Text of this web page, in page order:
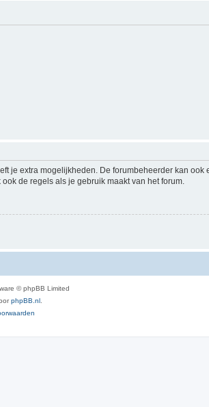
je extra mogelijkheden. De forumbeheerder kan ook
de regels als je gebruik maakt van het forum.
© phpBB Limited
phpBB.nl